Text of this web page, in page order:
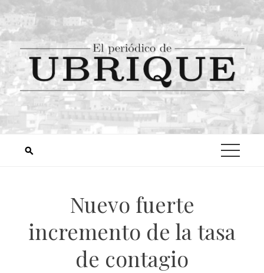
Nuevo fuerte
incremento de la tasa
de contagio